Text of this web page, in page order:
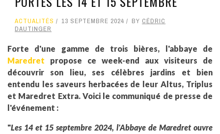
ACTUALITÉS 13 SEPTEMBRE 2024 BY CÉDRIC
DAUTINGER
Forte d'une gamme de trois bières, l'abbaye de
Maredret propose ce week-end aux visiteurs de
découvrir son lieu, ses célèbres jardins et bien
entendu les saveurs herbacées de leur Altus, Triplus
et Maredret Extra. Voici le communiqué de presse de
l'événement :
"Les 14 et 15 septembre 2024, l'Abbaye de Maredret ouvre